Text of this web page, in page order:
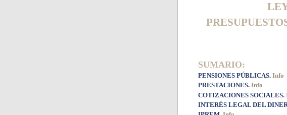
SUMARIO:
PENSIONES PÚBLICAS. Info
PRESTACIONES. Info
COTIZACIONES SOCIALES.
INTERÉS LEGAL DEL